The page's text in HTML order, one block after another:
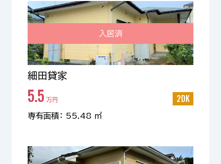
入居済
細田貸家
5.5 万円 2DK
専有面積： 55.48 ㎡